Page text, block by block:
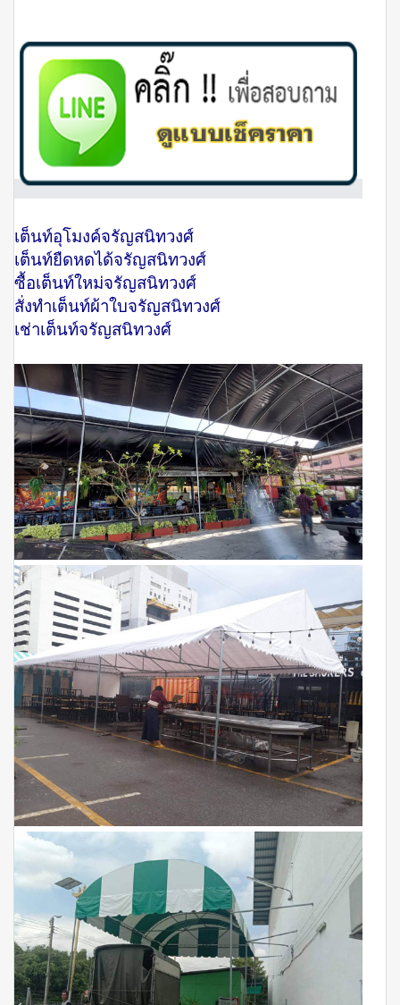
เต็นท์อุโมงค์จรัญสนิทวงศ์
เต็นท์ยืดหดได้จรัญสนิทวงศ์
ซื้อเต็นท์ใหม่จรัญสนิทวงศ์
สั่งทำเต็นท์ผ้าใบจรัญสนิทวงศ์
เช่าเต็นท์จรัญสนิทวงศ์